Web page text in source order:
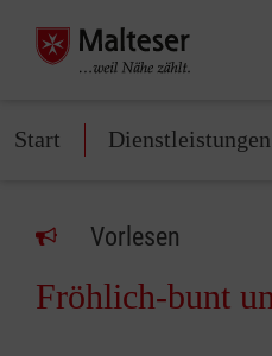
Start Dienstleistungen
Vorlesen
Fröhlich-bunt